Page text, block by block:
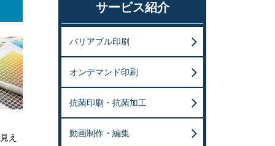
え
サービス紹介
バリアブル印刷
オンデマンド印刷
抗菌印刷・抗菌加工
動画制作・編集